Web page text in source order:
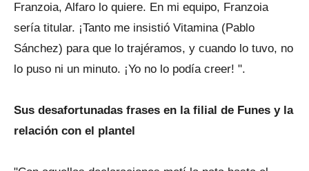
Franzoia, Alfaro lo quiere. En mi equipo, Franzoia
sería titular. ¡Tanto me insistió Vitamina (Pablo
Sánchez) para que lo trajéramos, y cuando lo tuvo, no
lo puso ni un minuto. ¡Yo no lo podía creer! ".
Sus desafortunadas frases en la filial de Funes y la
relación con el plantel